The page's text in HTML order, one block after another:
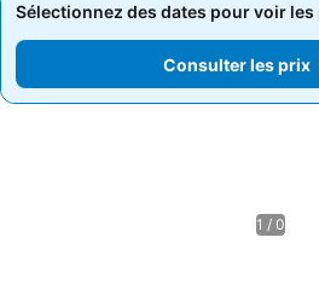
Sélectionnez des dates pour voir les
Consulter les
Sélectionnez des dates pour voir les
Consulter les prix
1 / 0